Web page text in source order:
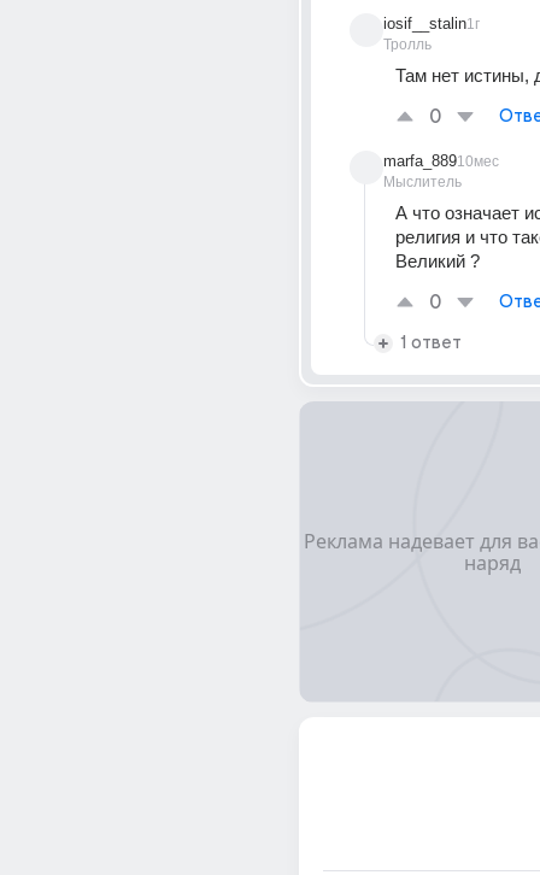
iosif__stalin
Тролль
1г
Там нет истины,
0
marfa_889
Мыслитель
10мес
А что означает
религия и что
Великий ?
0
1 ответ